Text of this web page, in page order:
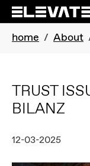
Skip to main
Skip to main
Skip to page
You are here:
home About
TRUST
BILANZ
12-03-2025